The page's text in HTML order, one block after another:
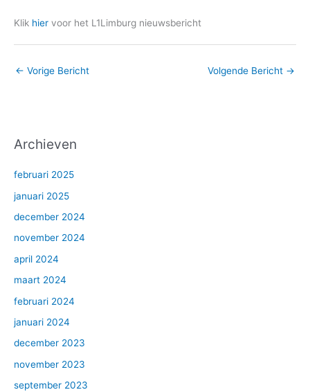
Klik hier voor het L1Limburg nieuwsbericht
← Vorige Bericht Volgende Bericht →
Archieven
februari 2025
januari 2025
december 2024
november 2024
april 2024
maart 2024
februari 2024
januari 2024
december 2023
november 2023
september 2023